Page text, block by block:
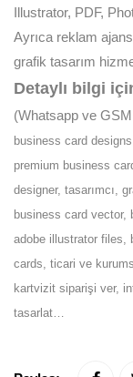
Illustrator, PDF,
Ayrıca reklam
grafik tasarım
Detaylı bilgi
(Whatsapp ve
business card
premium business
designer, tasarımcı,
business card vector,
adobe illustrator files,
cards, ticari ve
kartvizit siparişi ver,
tasarlat…